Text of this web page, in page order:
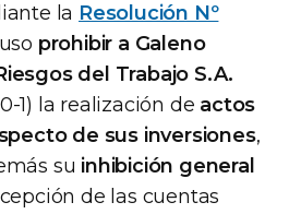
la Resolución Nº
prohibir a Galeno
del Trabajo S.A.
1) la realización de actos
de sus inversiones,
su inhibición general
de las cuentas